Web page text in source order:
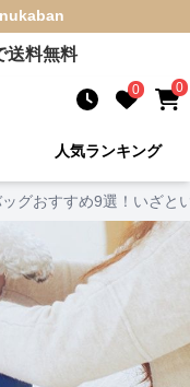
送料無料
0 0
人気ランキング
グおすすめ9選！いざと